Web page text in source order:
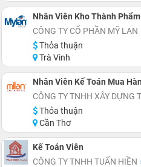
Nhân Viên Kho Thành Phẩm
CÔNG TY CỔ PHẦN MỸ LAN
Thỏa thuận
Trà Vinh
Nhân Viên Kế Toán Mua
Thỏa thuận
Cần Thơ
Kế Toán Viên
CÔNG TY TNHH TUẤN HIỀN